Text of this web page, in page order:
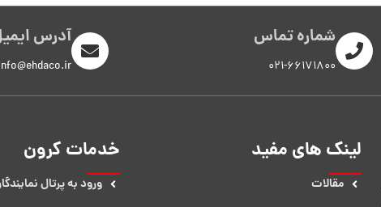
شماره تماس
021-66171800
آدرس
لینک های مفید
مقالات
خدمات کرون
ورود به پرتال